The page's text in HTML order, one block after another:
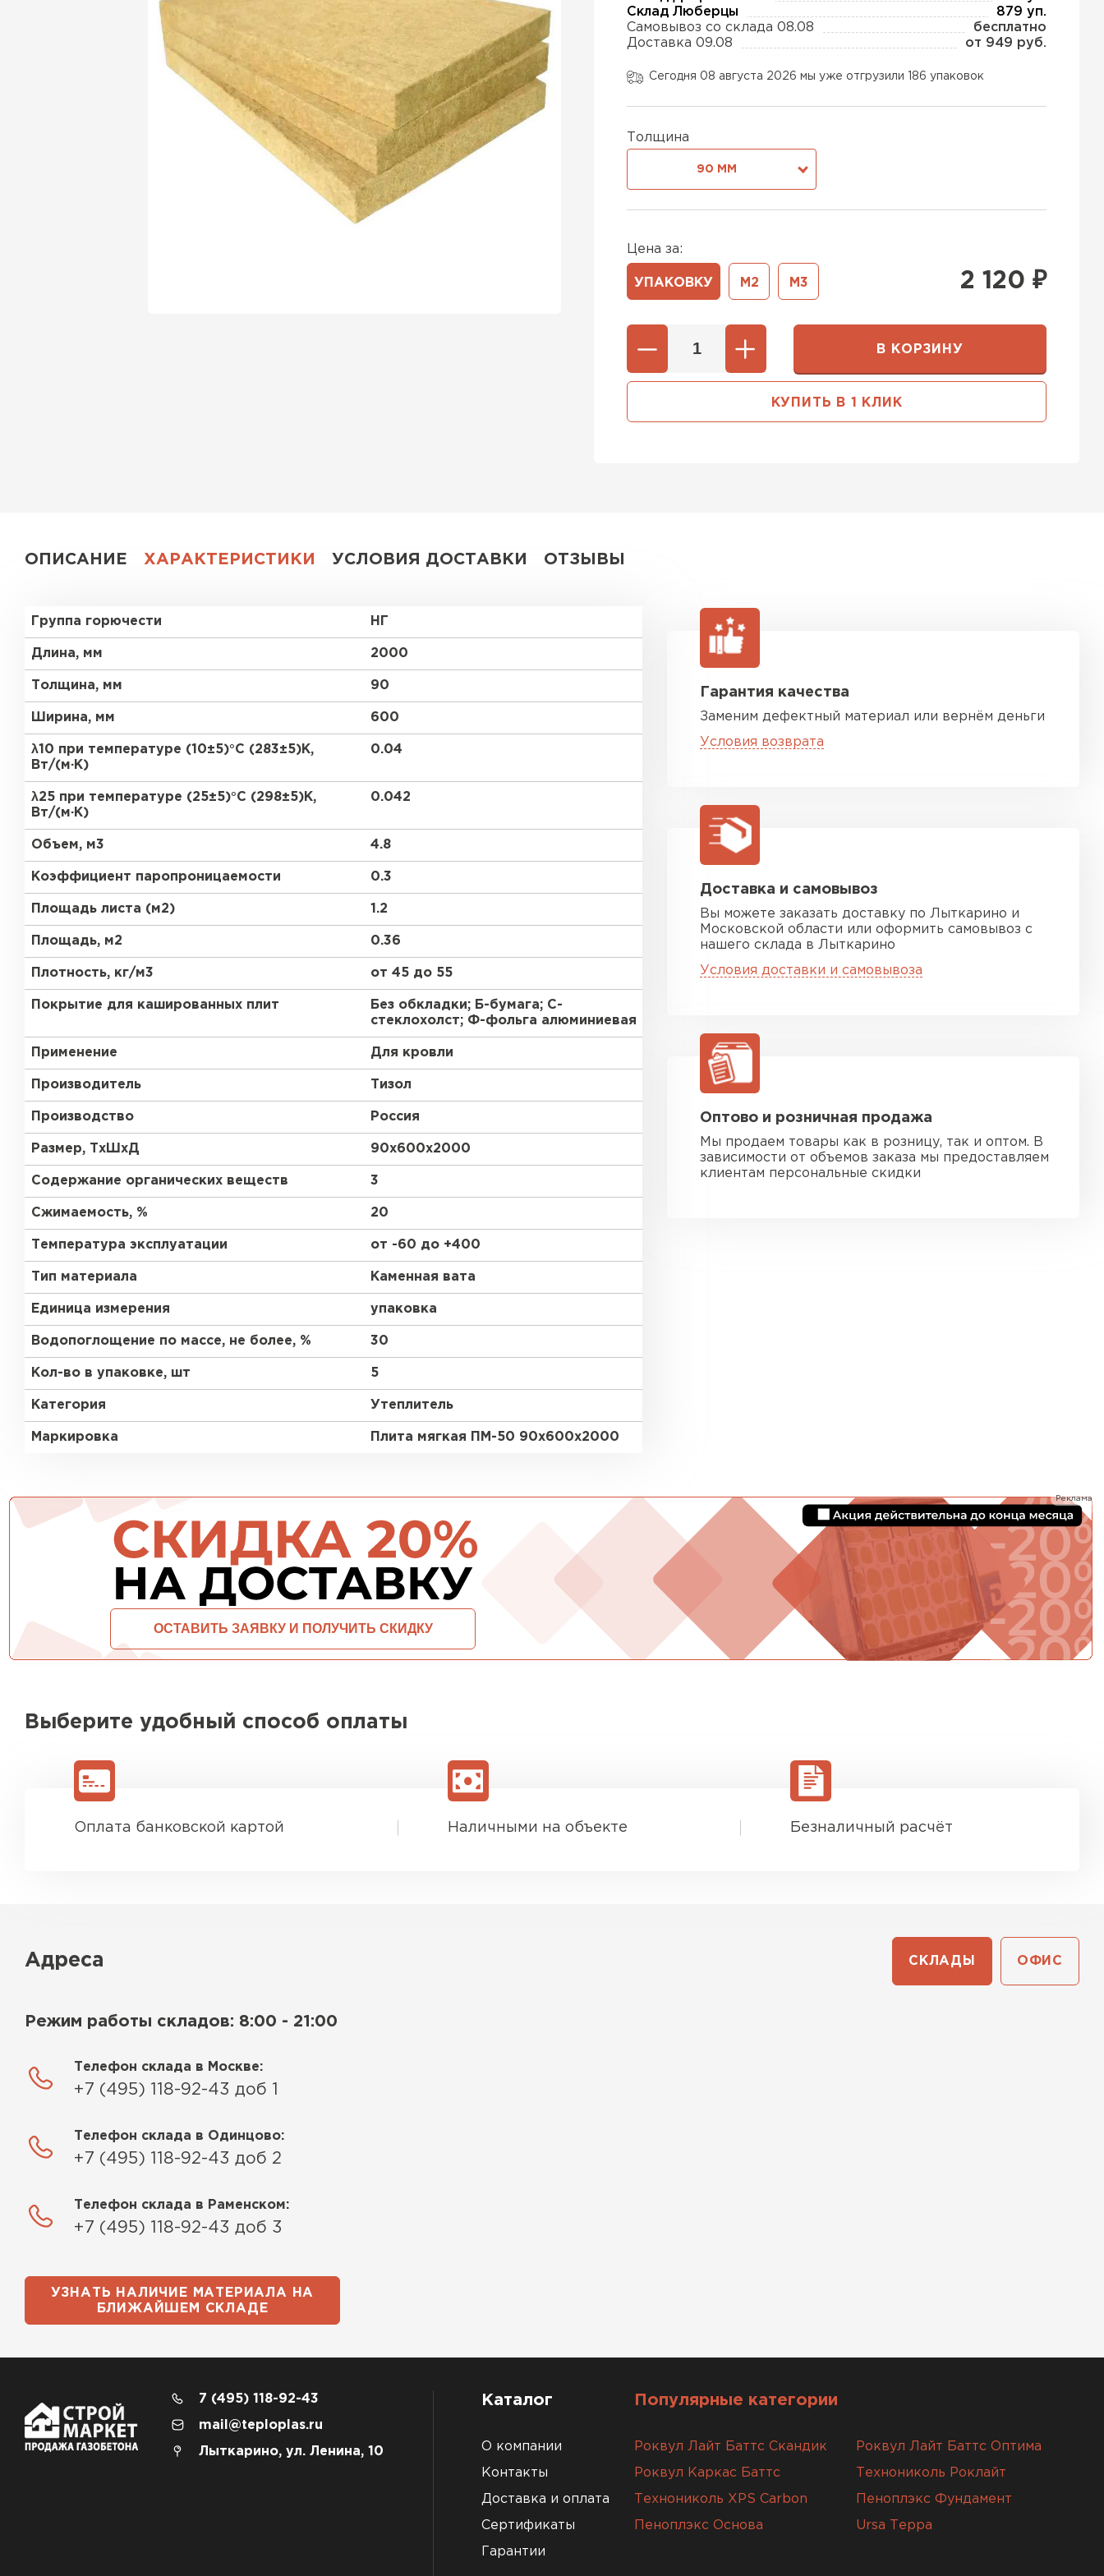
Склад Люберцы
879 уп.
Самовывоз со склада 08.08
бесплатно
Доставка 09.08
от 949 руб.
Сегодня 08 августа 2026 мы уже отгрузили 186 упаковок
Толщина
90 ММ
Цена за:
УПАКОВКУ М2 М3 2 120 ₽
В КОРЗИНУ
КУПИТЬ В 1 КЛИК
ОПИСАНИЕ ХАРАКТЕРИСТИКИ УСЛОВИЯ ДОСТАВКИ ОТЗЫВЫ
Группа горючести НГ
Длина, мм 2000
Толщина, мм 90
Ширина, мм 600
λ10 при температуре (10±5)°С (283±5)К,
Вт/(м·К)
0.04
λ25 при температуре (25±5)°С (298±5)К,
Вт/(м·К)
0.042
Объем, м3 4.8
Коэффициент паропроницаемости 0.3
Площадь листа (м2) 1.2
Площадь, м2 0.36
Плотность, кг/м3 от 45 до 55
Покрытие для кашированных плит
Без обкладки; Б-бумага; С-
стеклохолст; Ф-фольга алюминиевая
Применение Для кровли
Производитель Тизол
Производство Россия
Размер, ТхШхД 90х600х2000
Содержание органических веществ 3
Сжимаемость, % 20
Температура эксплуатации от -60 до +400
Тип материала Каменная вата
Единица измерения упаковка
Водопоглощение по массе, не более, % 30
Кол-во в упаковке, шт 5
Категория Утеплитель
Маркировка Плита мягкая ПМ-50 90х600х2000
Гарантия качества
Заменим дефектный материал или вернём деньги
Условия возврата
Доставка и самовывоз
Вы можете заказать доставку по Лыткарино и
Московской области или оформить самовывоз с
нашего склада в Лыткарино
Условия доставки и самовывоза
Оптово и розничная продажа
Мы продаем товары как в розницу, так и оптом. В
зависимости от объемов заказа мы предоставляем
клиентам персональные скидки
Реклама
ОСТАВИТЬ ЗАЯВКУ И ПОЛУЧИТЬ СКИДКУ
Выберите удобный способ оплаты
Оплата банковской картой Наличными на объекте Безналичный расчёт
Адреса СКЛАДЫ ОФИС
Режим работы складов: 8:00 - 21:00
Телефон склада в Москве:
+7 (495) 118-92-43 доб 1
Телефон склада в Одинцово:
+7 (495) 118-92-43 доб 2
Телефон склада в Раменском:
+7 (495) 118-92-43 доб 3
УЗНАТЬ НАЛИЧИЕ МАТЕРИАЛА НА
БЛИЖАЙШЕМ СКЛАДЕ
7 (495) 118-92-43
mail@teploplas.ru
Лыткарино, ул. Ленина, 10
Каталог
О компании
Контакты
Доставка и оплата
Сертификаты
Гарантии
Популярные категории
Роквул Лайт Баттс Скандик Роквул Лайт Баттс Оптима
Роквул Каркас Баттс Технониколь Роклайт
Технониколь XPS Carbon Пеноплэкс Фундамент
Пеноплэкс Основа Ursa Терра
Утеплитель Белтеп
ПЕРЕЙТИ
Утеплитель Xotpipe
Утеплитель Тимплэкс
ПЕРЕЙТИ
ПЕРЕЙТИ
Рулонная кровля Брит
ПЕРЕЙТИ
Утеплитель Knauf
ПЕРЕЙТИ
Утеплитель Isover Утеплитель Paroc
ПЕРЕЙТИ
Утеплитель Penoplex
ПЕРЕЙТИ
Утеплитель Технониколь
ПЕРЕЙТИ
Утеплитель Ursa
ПЕРЕЙТИ
Утеплитель Юматекс Термо
Утеплитель Неман
ПЕРЕЙТИ ПЕРЕЙТИ
ВСЕ ПРОИЗВОДИТЕЛИ
Утеплитель Isover
Утеплитель Урса
Утеплитель Белтеп
Утеплитель Термит
Утеплитель Ruspanel
Утеплитель Брит
Утеплитель Basfiber
Утеплитель Xotpipe
Утеплитель Тимплэкс